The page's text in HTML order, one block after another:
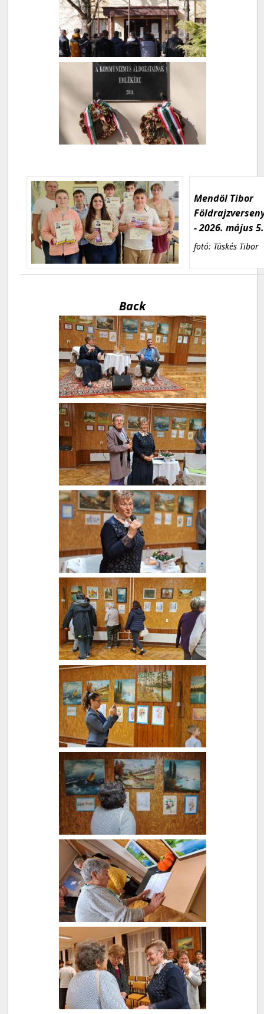
Mendöl Tibor
- 2026. május 5.
fotó: Tüskés Tibor
Back